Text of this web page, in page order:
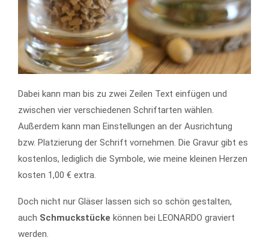
Dabei kann man bis zu zwei Zeilen Text einfügen und
zwischen vier verschiedenen Schriftarten wählen.
Außerdem kann man Einstellungen an der Ausrichtung
bzw. Platzierung der Schrift vornehmen. Die Gravur gibt es
kostenlos, lediglich die Symbole, wie meine kleinen Herzen
kosten 1,00 € extra.
Doch nicht nur Gläser lassen sich so schön gestalten,
auch Schmuckstücke können bei LEONARDO graviert
werden.